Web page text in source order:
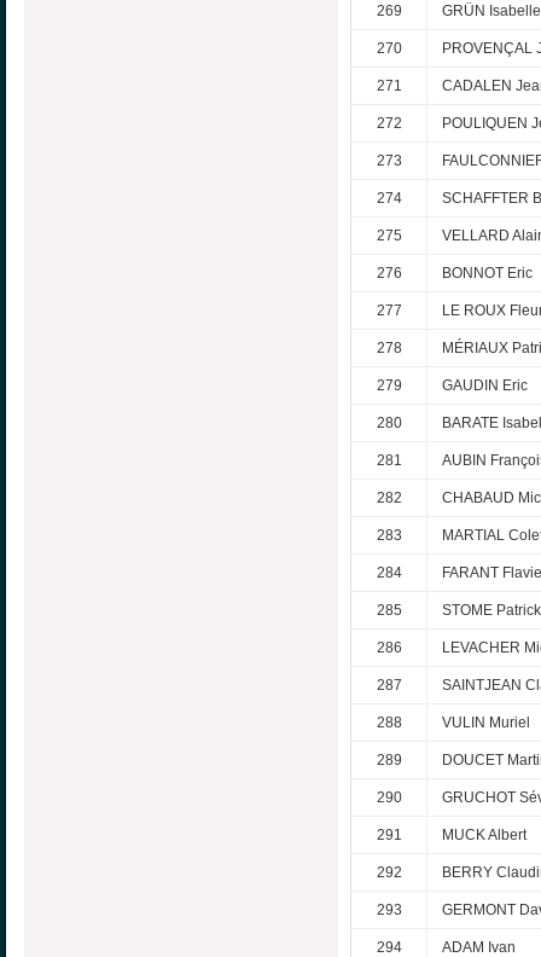
269 GRÜN Isabelle
270 PROVENÇAL
271 CADALEN
272 POULIQUEN
273
274 SCHAFFTER
275 VELLARD
276 BONNOT Eric
277 LE ROUX
278 MÉRIAUX
279 GAUDIN Eric
280 BARATE
281 AUBIN
282 CHABAUD
283 MARTIAL
284 FARANT
285 STOME Patrick
286 LEVACHER
287 SAINTJEAN
288 VULIN Muriel
289 DOUCET
290 GRUCHOT
291 MUCK Albert
292 BERRY
293 GERMONT
294 ADAM Ivan